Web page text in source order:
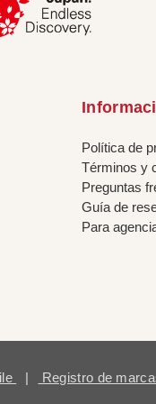
Política de
Términos y
Preguntas
Guía de
Para
| Registro de